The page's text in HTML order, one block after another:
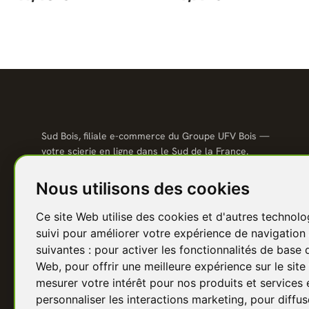
Nous utilisons des cookies
Ce site Web utilise des cookies et d'autres
suivi pour améliorer votre expérience de navigation
suivantes : pour activer les fonctionnalités de base
Web, pour offrir une meilleure expérience sur le site
mesurer votre intérêt pour nos produits et services
personnaliser les interactions marketing, pour
Sud Bois, filiale e-commerce du Groupe UFV Bois —
votre scierie en ligne dans le Sud de la France.
France.
contact@sudbois.fr
Avèze (30120) — Sud de la France
f Y P I in